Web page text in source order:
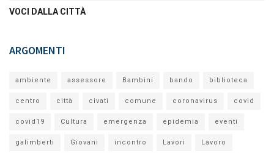
VOCI DALLA CITTÀ
ARGOMENTI
ambiente assessore Bambini bando biblioteca
centro città civati comune coronavirus covid
covid19 Cultura emergenza epidemia eventi
galimberti Giovani incontro Lavori Lavoro